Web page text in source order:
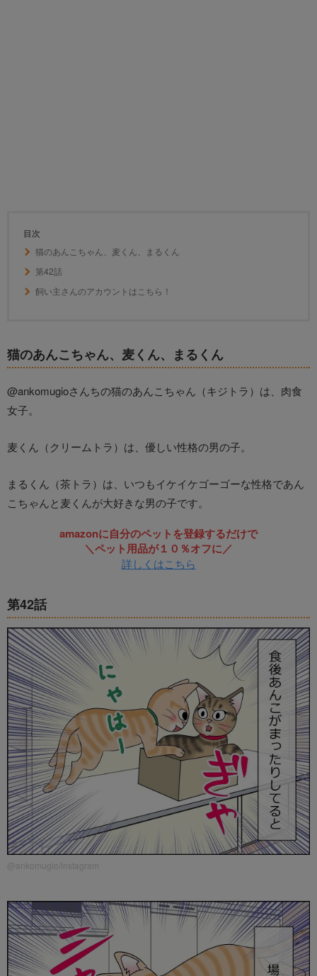
目次
猫のあんこちゃん、麦くん、まるくん
第42話
飼い主さんのアカウントはこちら！
猫のあんこちゃん、麦くん、まるくん
@ankomugioさんちの猫のあんこちゃん（キジトラ）は、肉食
女子。
麦くん（クリームトラ）は、優しい性格の男の子。
まるくん（茶トラ）は、いつもイケイケゴーゴーな性格であん
こちゃんと麦くんが大好きな男の子です。
amazonに自分のペットを登録するだけで
＼ペット用品が１０％オフに／
詳しくはこちら
第42話
@ankomugio/instagram